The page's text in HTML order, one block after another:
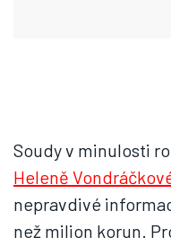
Soudy v minulosti
Heleně
nepravdivé
než milion korun.